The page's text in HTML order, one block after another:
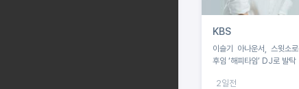
KBS
이슬기 아나운서, 스윗소
후임 ‘해피타임’ DJ로 발탁
2일전